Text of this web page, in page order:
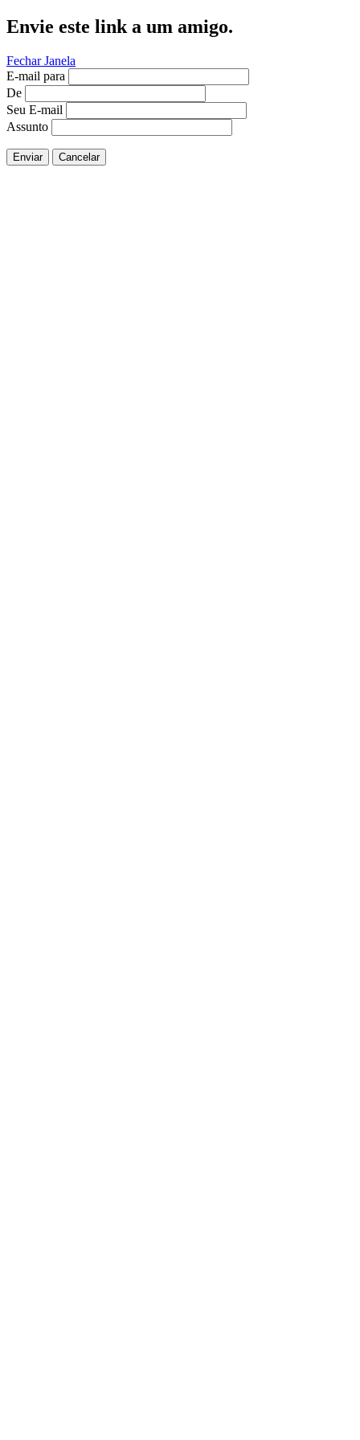
Envie este link a um amigo.
Fechar Janela
E-mail para
De
Seu E-mail
Assunto
Enviar Cancelar